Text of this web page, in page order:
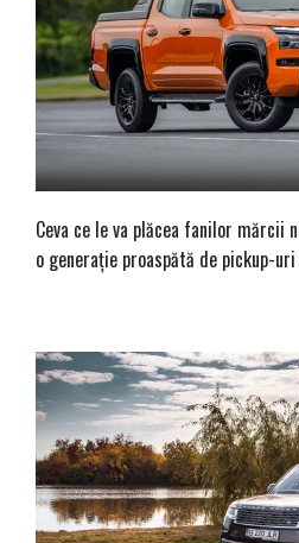
Ceva ce le va plăcea fanilor mărcii
o generație proaspătă de pickup-